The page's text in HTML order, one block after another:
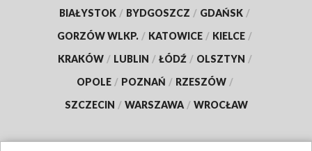
BIAŁYSTOK / BYDGOSZCZ / GDAŃSK /
GORZÓW WLKP. / KATOWICE / KIELCE /
KRAKÓW / LUBLIN / ŁÓDŹ / OLSZTYN /
OPOLE / POZNAŃ / RZESZÓW /
SZCZECIN / WARSZAWA / WROCŁAW